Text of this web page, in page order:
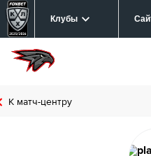
Клубы
К матч-центру